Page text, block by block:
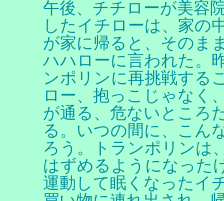
午後、チチローが美容
したイチローは、家の
が家に帰ると、そのま
ハハローに言われた。
ンポリンに再挑戦する
ロー、抱っこじゃなく
が通る、危ないところ
る。いつの間に、こん
ろう。トランポリンは
はずめるようになった
運動して眠くなったイ